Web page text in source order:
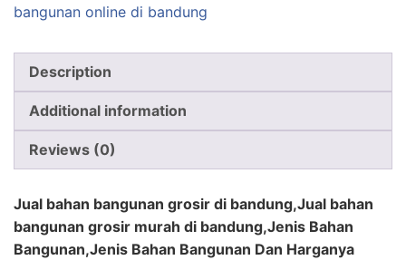
bangunan online di bandung
Description
Additional information
Reviews (0)
Jual bahan bangunan grosir di bandung,Jual bahan
bangunan grosir murah di bandung,Jenis Bahan
Bangunan,Jenis Bahan Bangunan Dan Harganya